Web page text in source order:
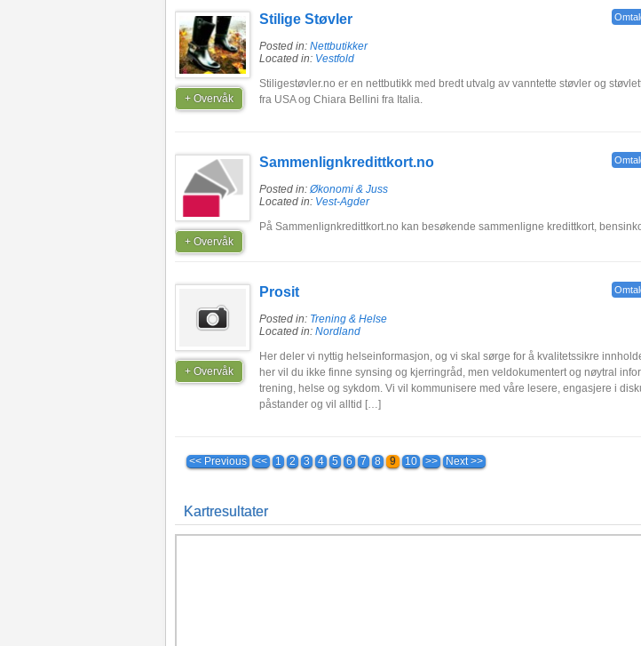
+ Overvåk
Stilige Støvler
Posted in: Nettbutikker
Located in: Vestfold
Stiligestøvler.no er en nettbutikk med bredt utvalg av vanntette støvler og
fra USA og Chiara Bellini fra Italia.
+ Overvåk
Sammenlignkredittkort.no
Posted in: Økonomi & Juss
Located in: Vest-Agder
På Sammenlignkredittkort.no kan besøkende sammenligne kredittkort,
+ Overvåk
Prosit
Posted in: Trening & Helse
Located in: Nordland
Her deler vi nyttig helseinformasjon, og vi skal sørge for å kvalitetssikre
her vil du ikke finne synsing og kjerringråd, men veldokumentert og nøytral
trening, helse og sykdom. Vi vil kommunisere med våre lesere, engasjere i
påstander og vil alltid […]
<< Previous << 1 2 3 4 5 6 7 8 9 10 >> Next >>
Kartresultater